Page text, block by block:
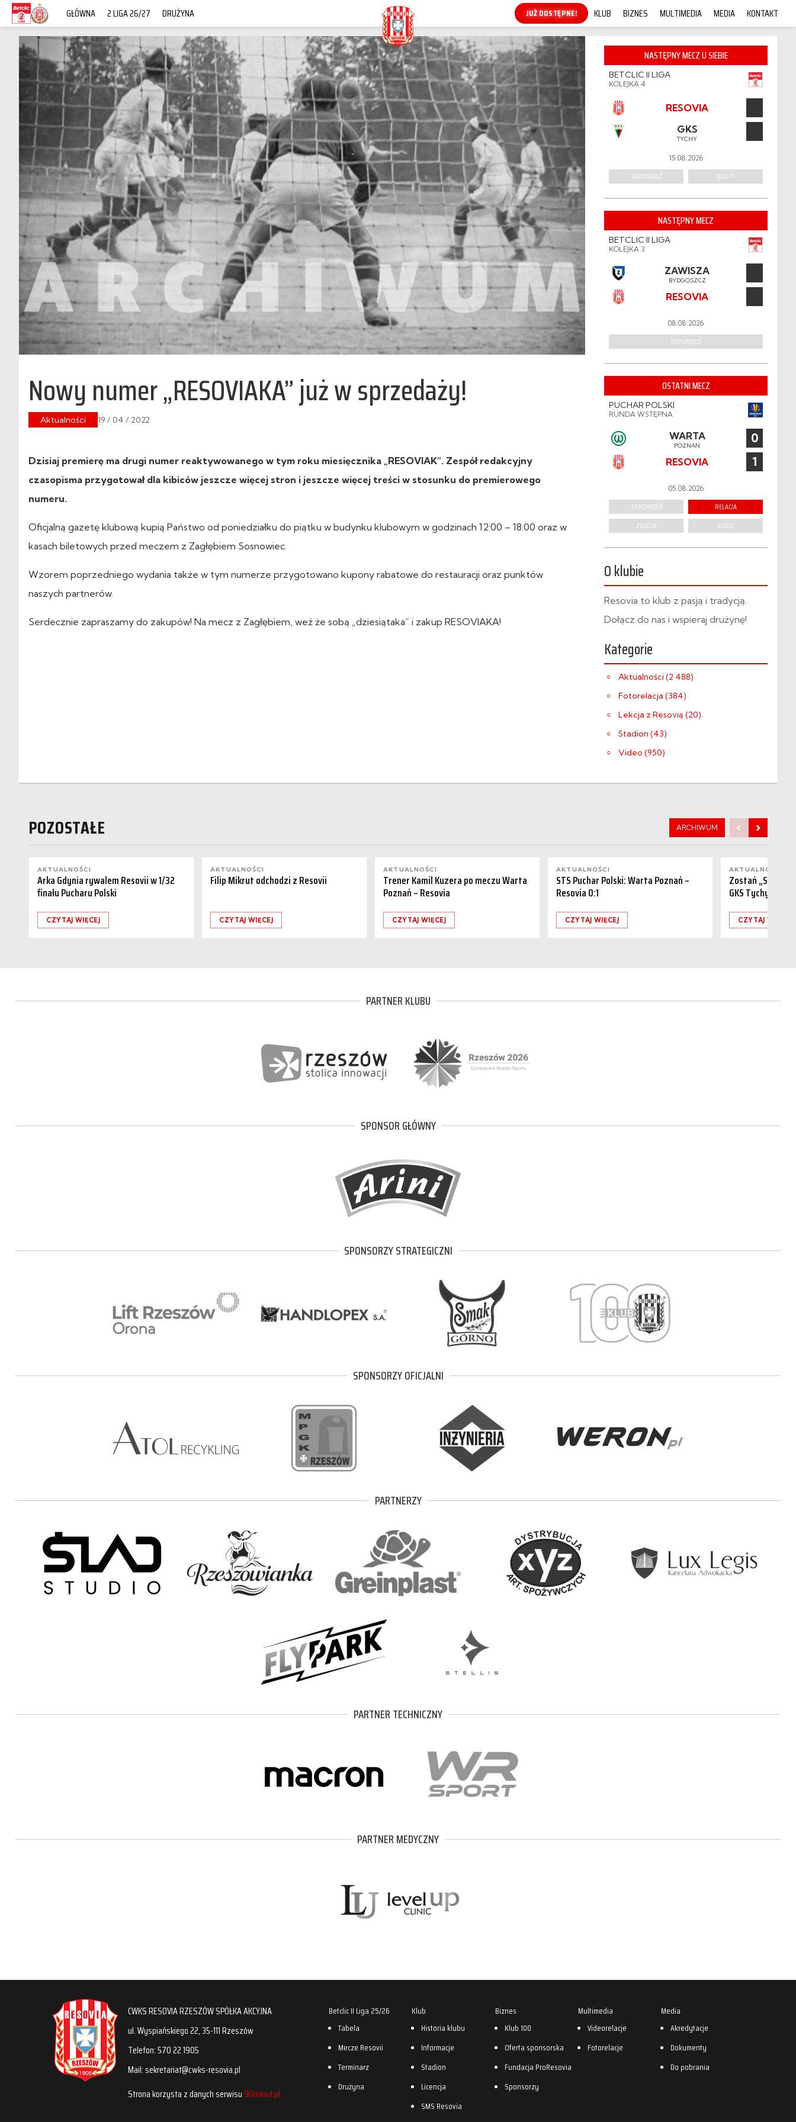
GŁÓWNA 2 LIGA 26/27 DRUŻYNA KUP ONLINE! KLUB BIZNES MULTIMEDIA MEDIA KONTAKT
Nowy numer „RESOVIAKA” już w sprzedaży!
Aktualności 19 / 04 / 2022
Dzisiaj premierę ma drugi numer reaktywowanego w tym roku miesięcznika „RESOVIAK”. Zespół redakcyjny
czasopisma przygotował dla kibiców jeszcze więcej stron i jeszcze więcej treści w stosunku do premierowego
numeru.
Oficjalną gazetę klubową kupią Państwo od poniedziałku do piątku w budynku klubowym w godzinach 12:00 – 18:00 oraz w
kasach biletowych przed meczem z Zagłębiem Sosnowiec.
Wzorem poprzedniego wydania także w tym numerze przygotowano kupony rabatowe do restauracji oraz punktów
naszych partnerów.
Serdecznie zapraszamy do zakupów! Na mecz z Zagłębiem, weź że sobą „dziesiątaka” i zakup RESOVIAKA!
NASTĘPNY MECZ U SIEBIE
BETCLIC II LIGA
KOLEJKA 4
RESOVIA
GKS
TYCHY
15.08.2026
ZAPOWIEDŹ BILETY
NASTĘPNY MECZ
BETCLIC II LIGA
KOLEJKA 3
ZAWISZA
BYDGOSZCZ
RESOVIA
08.08.2026
ZAPOWIEDŹ
OSTATNI MECZ
PUCHAR POLSKI
RUNDA WSTĘPNA
WARTA
POZNAŃ 0
RESOVIA 1
05.08.2026
ZAPOWIEDŹ
RELACJA
ZDJĘCIA
VIDEO
O klubie
Resovia to klub z pasją i tradycją.
Dołącz do nas i wspieraj drużynę!
Kategorie
Aktualności (2 488)
Fotorelacja (384)
Lekcja z Resovią (20)
Stadion (43)
Video (950)
POZOSTAŁE ARCHIWUM
AKTUALNOŚCI
Arka Gdynia rywalem Resovii w 1/32
finału Pucharu Polski
CZYTAJ WIĘCEJ
AKTUALNOŚCI
Filip Mikrut odchodzi z Resovii
CZYTAJ WIĘCEJ
AKTUALNOŚCI
Trener Kamil Kuzera po meczu Warta
Poznań – Resovia
CZYTAJ WIĘCEJ
AKTUALNOŚCI
STS Puchar Polski: Warta Poznań –
Resovia 0:1
CZYTAJ WIĘCEJ
AKTUALNOŚCI
Zostań
GKS Tychy
CZYTAJ WIĘCEJ
PARTNER KLUBU
SPONSOR GŁÓWNY
SPONSORZY STRATEGICZNI
SPONSORZY OFICJALNI
PARTNERZY
PARTNER TECHNICZNY
PARTNER MEDYCZNY
CWKS RESOVIA RZESZÓW SPÓŁKA AKCYJNA
ul. Wyspiańskiego 22, 35-111 Rzeszów
Telefon: 570 22 1905
Mail: sekretariat@cwks-resovia.pl
Strona korzysta z danych serwisu90minut.pl
Betclic II Liga 25/26
Tabela
Mecze Resovii
Terminarz
Drużyna
Klub
Historia klubu
Informacje
Stadion
Licencja
SMS Resovia
Biznes
Klub 100
Oferta sponsorska
Fundacja ProResovia
Sponsorzy
Multimedia
Videorelacje
Fotorelacje
Media
Akredytacje
Dokumenty
Do pobrania